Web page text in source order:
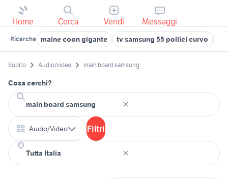
Home Cerca Vendi Messaggi
Ricerche maine coon gigante tv samsung 55 pollici curvo
Subito Audio/video main board samsung
Cosa cerchi?
Audio/Video Filtri